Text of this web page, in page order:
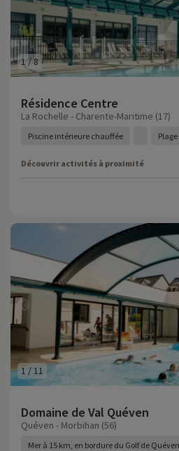
1/8
Résidence Centre
La Rochelle - Charente-Maritime (17)
Piscine intérieure chauffée
Découvrir activités à proximité
1/11
Domaine de Val Quéven
Quéven - Morbihan (56)
Mer à 15 km, en bordure du Golf de Quéven